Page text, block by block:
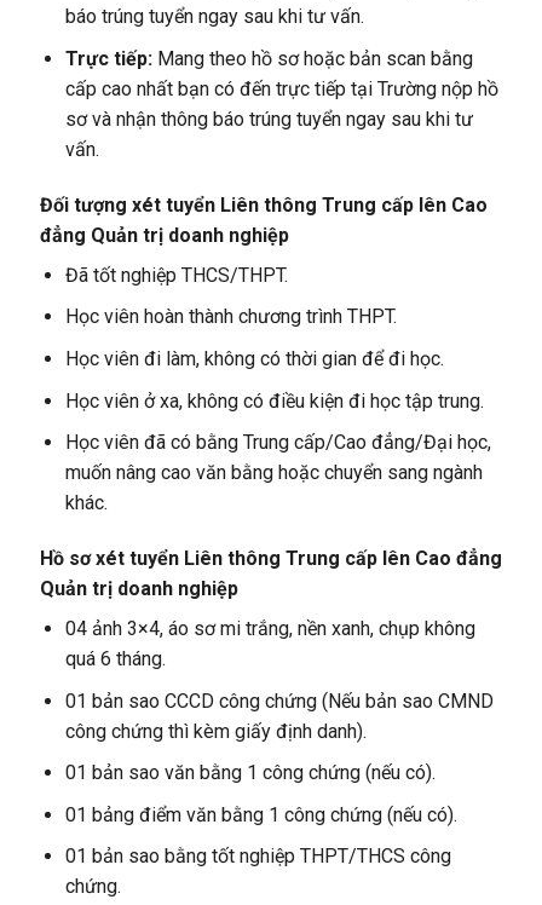
báo trúng tuyển ngay sau khi tư vấn.
Trực tiếp: Mang theo hồ sơ hoặc bản scan bằng
cấp cao nhất bạn có đến trực tiếp tại Trường nộp hồ
sơ và nhận thông báo trúng tuyển ngay sau khi tư
vấn.
Đối tượng xét tuyển Liên thông Trung cấp lên Cao
đẳng Quản trị doanh nghiệp
Đã tốt nghiệp THCS/THPT.
Học viên hoàn thành chương trình THPT.
Học viên đi làm, không có thời gian để đi học.
Học viên ở xa, không có điều kiện đi học tập trung.
Học viên đã có bằng Trung cấp/Cao đẳng/Đại học,
muốn nâng cao văn bằng hoặc chuyển sang ngành
khác.
Hồ sơ xét tuyển Liên thông Trung cấp lên Cao đẳng
Quản trị doanh nghiệp
04 ảnh 3×4, áo sơ mi trắng, nền xanh, chụp không
quá 6 tháng.
01 bản sao CCCD công chứng (Nếu bản sao CMND
công chứng thì kèm giấy định danh).
01 bản sao văn bằng 1 công chứng (nếu có).
01 bảng điểm văn bằng 1 công chứng (nếu có).
01 bản sao bằng tốt nghiệp THPT/THCS công
chứng.